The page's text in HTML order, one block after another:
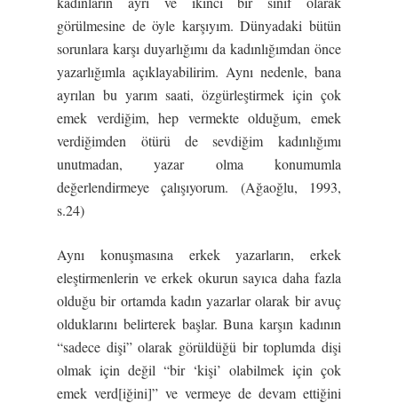
görülmesine de öyle karşıyım. Dünyadaki bütün
sorunlara karşı duyarlığımı da kadınlığımdan önce
yazarlığımla açıklayabilirim. Aynı nedenle, bana
ayrılan bu yarım saati, özgürleştirmek için çok
emek verdiğim, hep vermekte olduğum, emek
verdiğimden ötürü de sevdiğim kadınlığımı
unutmadan, yazar olma konumumla
değerlendirmeye çalışıyorum. (Ağaoğlu, 1993,
s.24)
Aynı konuşmasına erkek yazarların, erkek
eleştirmenlerin ve erkek okurun sayıca daha fazla
olduğu bir ortamda kadın yazarlar olarak bir avuç
olduklarını belirterek başlar. Buna karşın kadının
“sadece dişi” olarak görüldüğü bir toplumda dişi
olmak için değil “bir ‘kişi’ olabilmek için çok
emek verd[iğini]” ve vermeye de devam ettiğini